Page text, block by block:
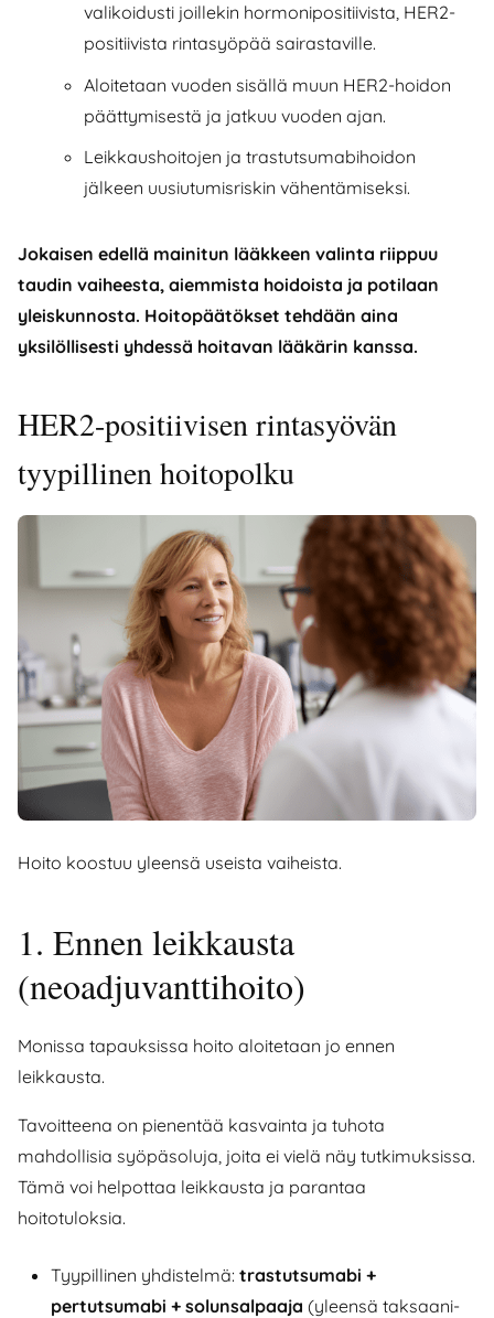
valikoidusti joillekin hormonipositiivista, HER2-
positiivista rintasyöpää sairastaville.
Aloitetaan vuoden sisällä muun HER2-hoidon
päättymisestä ja jatkuu vuoden ajan.
Leikkaushoitojen ja trastutsumabihoidon
jälkeen uusiutumisriskin vähentämiseksi.
Jokaisen edellä mainitun lääkkeen valinta riippuu
taudin vaiheesta, aiemmista hoidoista ja potilaan
yleiskunnosta. Hoitopäätökset tehdään aina
yksilöllisesti yhdessä hoitavan lääkärin kanssa.
HER2-positiivisen rintasyövän
tyypillinen hoitopolku
Hoito koostuu yleensä useista vaiheista.
1. Ennen leikkausta
(neoadjuvanttihoito)
Monissa tapauksissa hoito aloitetaan jo ennen
leikkausta.
Tavoitteena on pienentää kasvainta ja tuhota
mahdollisia syöpäsoluja, joita ei vielä näy tutkimuksissa.
Tämä voi helpottaa leikkausta ja parantaa
hoitotuloksia.
Tyypillinen yhdistelmä: trastutsumabi +
pertutsumabi + solunsalpaaja (yleensä taksaani-